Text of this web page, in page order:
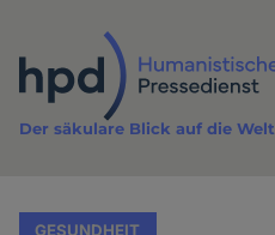
Inhalt
Der säkulare Blick auf die
GESUNDHEIT